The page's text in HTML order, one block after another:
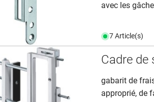
avec les
7 Article(s)
Cadre de
gabarit de
approprié, de